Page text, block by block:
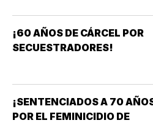
¡60 AÑOS DE CÁRCEL POR
SECUESTRADORES!
¡SENTENCIADOS A 70
POR EL FEMINICIDIO DE